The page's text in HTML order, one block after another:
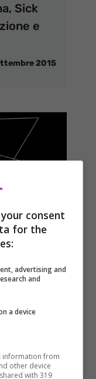
Sick
e
2015
Keep
consent
for the
advertising and
and
a device
information from
other device
with 319